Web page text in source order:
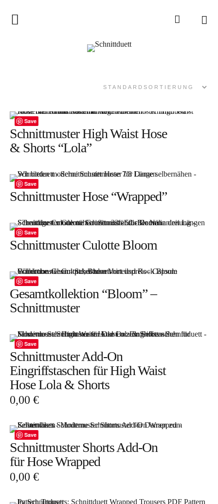
Home
Schnittmuster-Hacks
Stoffempfehlungen
Tipps zur Schnittanpassung
Bye!
InstagramFacebookPinterestTweed
Rapantinchen
Save
Schnittmuster High Waist Hose
& Shorts “Lola”
Save
Schnittmuster Hose “Wrapped”
Save
Schnittmuster Culotte Bloom
Save
Gesamtkollektion “Bloom” –
Schnittmuster
Save
Schnittmuster Add-On
Eingriffstaschen für High Waist
Hose Lola & Shorts
0,00 €
Save
Schnittmuster Shorts Add-On
für Hose Wrapped
0,00 €